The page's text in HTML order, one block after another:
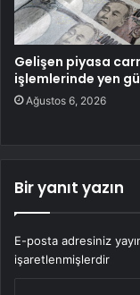
Gelişen piyasa
işlemlerinde yen
Ağustos 6, 2026
Bir yanıt yazın
E-posta adresiniz
işaretlenmişlerdir